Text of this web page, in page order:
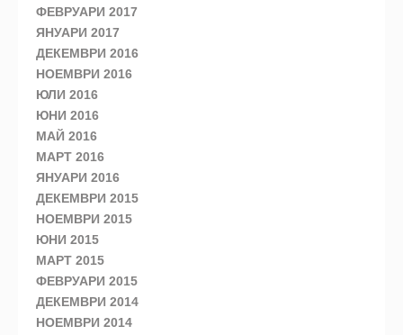
ФЕВРУАРИ 2017
ЯНУАРИ 2017
ДЕКЕМВРИ 2016
НОЕМВРИ 2016
ЮЛИ 2016
ЮНИ 2016
МАЙ 2016
МАРТ 2016
ЯНУАРИ 2016
ДЕКЕМВРИ 2015
НОЕМВРИ 2015
ЮНИ 2015
МАРТ 2015
ФЕВРУАРИ 2015
ДЕКЕМВРИ 2014
НОЕМВРИ 2014